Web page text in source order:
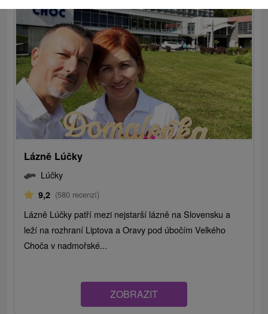
Lázně Lúčky
Lúčky
9,2 (580 recenzí)
Lázně Lúčky patří mezi nejstarší lázně na Slovensku a
leží na rozhraní Liptova a Oravy pod úbočím Velkého
Choča v nadmořské...
ZOBRAZIT